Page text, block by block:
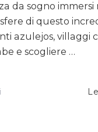
da sogno immersi
di questo
azulejos, villaggi
e scogliere …